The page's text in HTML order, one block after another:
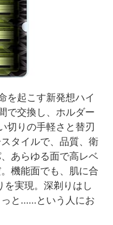
を起こす新発想ハイ
で交換し、ホルダー
切りの手軽さと替刃
タイルで、品質、衛
あらゆる面で高レベ
機能面でも、肌に合
実現。深剃りはし
っと……という人にお